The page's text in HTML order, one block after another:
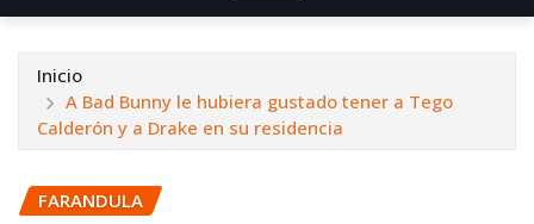
Inicio
A Bad Bunny le hubiera gustado tener a Tego
Calderón y a Drake en su residencia
FARANDULA